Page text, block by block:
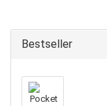
Bestseller